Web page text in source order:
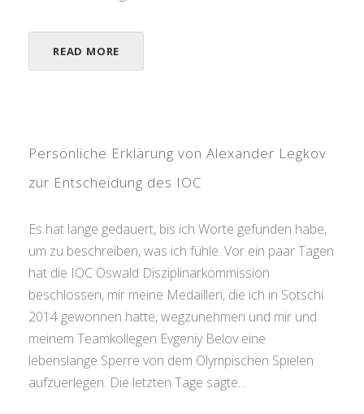
READ MORE
Persönliche Erklärung von Alexander Legkov
zur Entscheidung des IOC
Es hat lange gedauert, bis ich Worte gefunden habe,
um zu beschreiben, was ich fühle. Vor ein paar Tagen
hat die IOC Oswald Disziplinarkommission
beschlossen, mir meine Medaillen, die ich in Sotschi
2014 gewonnen hatte, wegzunehmen und mir und
meinem Teamkollegen Evgeniy Belov eine
lebenslange Sperre von dem Olympischen Spielen
aufzuerlegen. Die letzten Tage sagte...